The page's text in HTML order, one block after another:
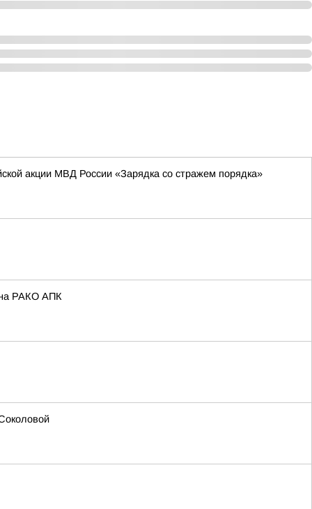
акции МВД России «Зарядка со стражем порядка»
РАКО АПК